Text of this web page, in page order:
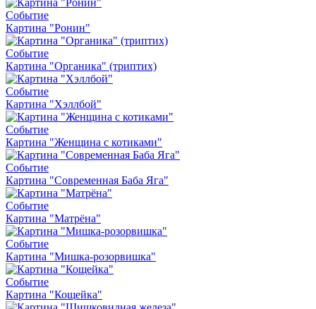
Событие
Картина "Ронин"
Событие
Картина "Органика" (триптих)
Событие
Картина "Хэллбой"
Событие
Картина "Женщина с котиками"
Событие
Картина "Современная Баба Яга"
Событие
Картина "Матрёна"
Событие
Картина "Мишка-розорвишка"
Событие
Картина "Кощейка"